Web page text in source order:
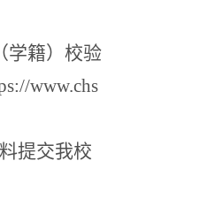
学籍）校验
www.chs
提交我校